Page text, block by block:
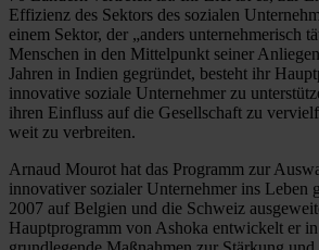
Effizienz des Sektors des sozialen
einem Sektor, der „anders unternehmerisch
Menschen in den Mittelpunkt seiner
Jahren in Indien gegründet, besteht ihr
innovative soziale Unternehmer zu
ihren Einfluss auf die Gesellschaft zu
weit zu verbreiten.
Arnaud Mourot hat das Programm zur
innovativer sozialer Unternehmer ins Leben
2007 auf Belgien und die Schweiz
Hauptprogramm von Ashoka entwickelt er